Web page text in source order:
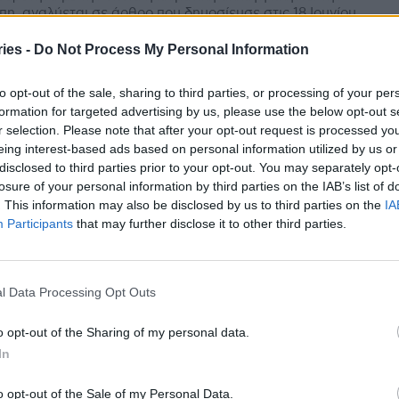
- Do Not Process My Personal Information
opt-out of the sale, sharing to third parties, or processing of your
for targeted advertising by us, please use the below opt-out
selection. Please note that after your opt-out request is processed
interest-based ads based on personal information utilized by us
to third parties prior to your opt-out. You may separately
of your personal information by third parties on the IAB’s list of
This information may also be disclosed by us to third parties on the
Participants that may further disclose it to other third parties.
Data Processing Opt Outs
opt-out of the Sharing of my personal data.
opt-out of the Sale of my Personal Data.
αναλύεται σε άρθρο που δημοσίευσε στις 18 Ιουνίου
Οι 4 βιομηχανικοί τομείς που
για εκατομμύρια θανάτους
Ευρώπη
- 12 Ιουνίου 2024
τα υπερεπεξεργασμένα τρόφιμα, τα ορυκτά
και το αλκοόλ, που προωθούν βιομηχανικά λόμπι,
για 2,7 εκατομμύρια θανάτους κάθε χρόνο στην
Ευρώπη. Στην...
χώρες της Ευρώπης καταγράφονται
από το 2022
28 Μαΐου 2024
δραματικά τα κρούσματα ιλαράς στην Ευρώπη
υψηλότερος σε σύγκριση...